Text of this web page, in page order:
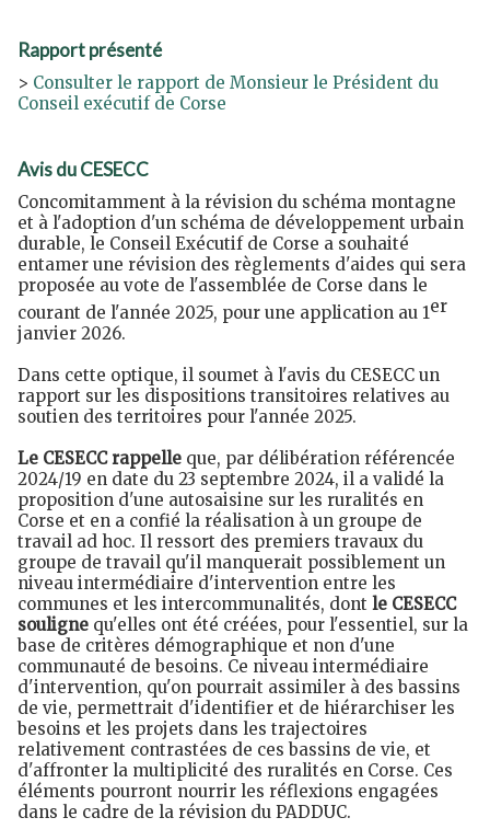
Rapport présenté
Consulter le rapport de Monsieur le Président du
Conseil exécutif de Corse
Avis du CESECC
Concomitamment à la révision du schéma montagne
et à l'adoption d'un schéma de développement urbain
durable, le Conseil Exécutif de Corse a souhaité
entamer une révision des règlements d'aides qui sera
proposée au vote de l'assemblée de Corse dans le
courant de l'année 2025, pour une application au 1er
janvier 2026.
Dans cette optique, il soumet à l'avis du CESECC un
rapport sur les dispositions transitoires relatives au
soutien des territoires pour l'année 2025.
Le CESECC rappelle que, par délibération référencée
2024/19 en date du 23 septembre 2024, il a validé la
proposition d'une autosaisine sur les ruralités en
Corse et en a confié la réalisation à un groupe de
travail ad hoc. Il ressort des premiers travaux du
groupe de travail qu'il manquerait possiblement un
niveau intermédiaire d'intervention entre les
communes et les intercommunalités, dont le CESECC
souligne qu'elles ont été créées, pour l'essentiel, sur la
base de critères démographique et non d'une
communauté de besoins. Ce niveau intermédiaire
d'intervention, qu'on pourrait assimiler à des bassins
de vie, permettrait d'identifier et de hiérarchiser les
besoins et les projets dans les trajectoires
relativement contrastées de ces bassins de vie, et
d'affronter la multiplicité des ruralités en Corse. Ces
éléments pourront nourrir les réflexions engagées
dans le cadre de la révision du PADDUC.